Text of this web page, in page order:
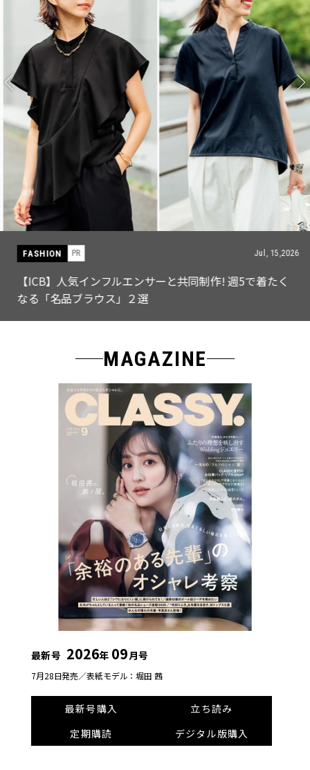
FASHION PR Jul, 15,2026
【ICB】人気インフルエンサーと共同制作! 週5で着たく
なる「名品ブラウス」２選
MAGAZINE
最新号 2026年 09月号
7月28日発売／表紙モデル：堀田 茜
最新号購入
立ち読み
定期購読
デジタル版購入